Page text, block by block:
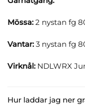
Hur laddar jag ner
Mössa:2 nystan fg
Vantar:3 nystan fg
Virknål:NDLWRX